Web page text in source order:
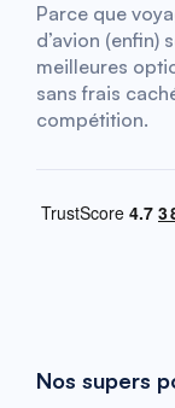
Parce que
d’avion (enfin)
meilleures
sans frais
compétition.
Nos supers